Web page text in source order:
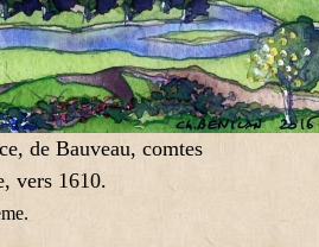
de Bauveau, comtes
vers 1610.